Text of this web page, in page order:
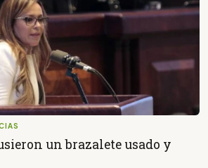
un brazalete usado y